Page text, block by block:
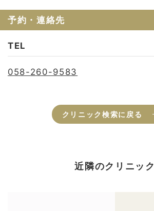
予約・連絡先
TEL
058-260-9583
クリニック検索に戻る
近隣のクリニック